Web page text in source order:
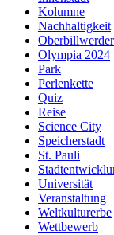
Kolumne
Nachhaltigkeit
Oberbillwerder
Olympia 2024
Park
Perlenkette
Quiz
Reise
Science City
Speicherstadt
St. Pauli
Universität
Veranstaltung
Weltkulturerbe
Wettbewerb